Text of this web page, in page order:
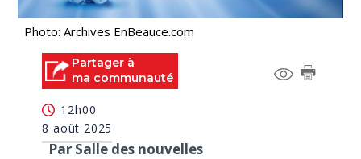
Photo: Archives EnBeauce.com
Partager à
ma communauté
12h00
8 août 2025
Par Salle des nouvelles